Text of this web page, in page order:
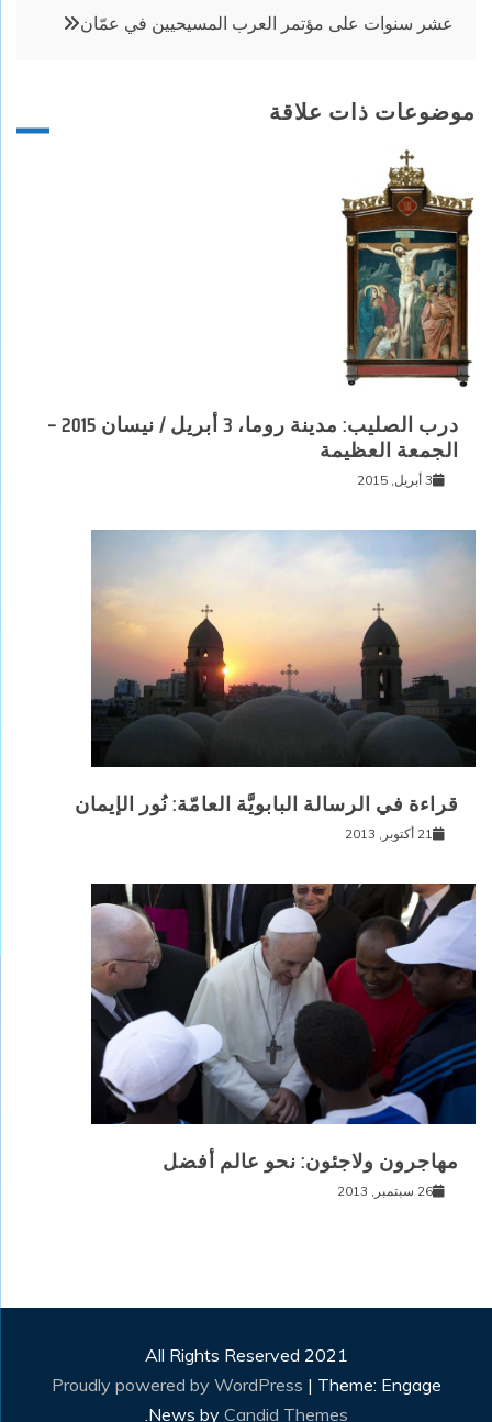
عشر سنوات على مؤتمر العرب المسيحيين في عمّان
موضوعات ذات علاقة
درب الصليب: مدينة روما، 3 أبريل / نيسان 2015 –
الجمعة العظيمة
3 أبريل, 2015
قراءة في الرسالة البابويَّة العامّة: نُور الإيمان
21 أكتوبر, 2013
مهاجرون ولاجئون: نحو عالم أفضل
26 سبتمبر, 2013
All Rights Reserved 2021
Proudly powered by WordPress | Theme: Engage
News by Candid Themes
.